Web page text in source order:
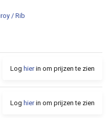
/ Rib
Log hierin om prijzen te zien
Log hierin om prijzen te zien